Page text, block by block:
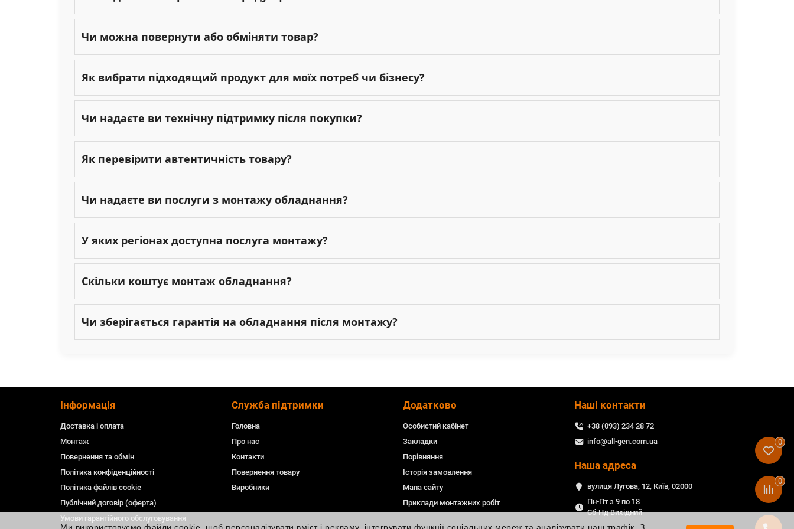
Чи можна повернути або обміняти товар?
Як вибрати підходящий продукт для моїх потреб чи бізнесу?
Чи надаєте ви технічну підтримку після покупки?
Як перевірити автентичність товару?
Чи надаєте ви послуги з монтажу обладнання?
У яких регіонах доступна послуга монтажу?
Скільки коштує монтаж обладнання?
Чи зберігається гарантія на обладнання після монтажу?
Інформація
Доставка і оплата
Монтаж
Повернення та обмін
Політика конфіденційності
Політика файлів cookie
Публічний договір (оферта)
Умови гарантійного обслуговування
Служба підтримки
Головна
Про нас
Контакти
Повернення товару
Виробники
Додатково
Особистий кабінет
Закладки
Порівняння
Історія замовлення
Мапа сайту
Приклади монтажних робіт
Наші контакти
+38 (093) 234 28 72
info@all-gen.com.ua
Наша адреса
вулиця Лугова, 12, Київ, 02000
Пн-Пт з 9 по 18
Сб-Нд Вихідний
0
0